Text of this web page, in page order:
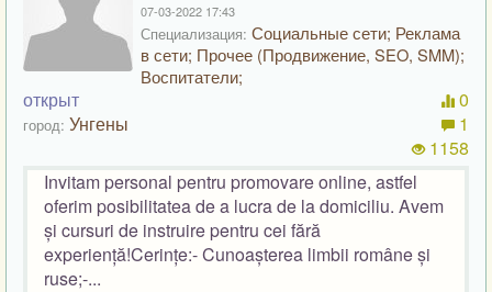
07-03-2022 17:43
Специализация: Социальные сети; Реклама
в сети; Прочее (Продвижение, SEO, SMM);
Воспитатели;
открыт
город: Унгены
0
1
1158
Invitam personal pentru promovare online, astfel
oferim posibilitatea de a lucra de la domiciliu. Avem
și cursuri de instruire pentru cei fără
experiență!Cerințe:- Cunoașterea limbii române și
ruse;-...